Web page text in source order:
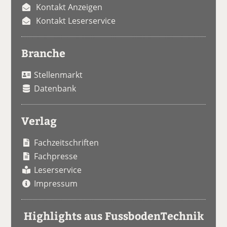
Kontakt Anzeigen
Kontakt Leserservice
Branche
Stellenmarkt
Datenbank
Verlag
Fachzeitschriften
Fachpresse
Leserservice
Impressum
Highlights aus FussbodenTechnik